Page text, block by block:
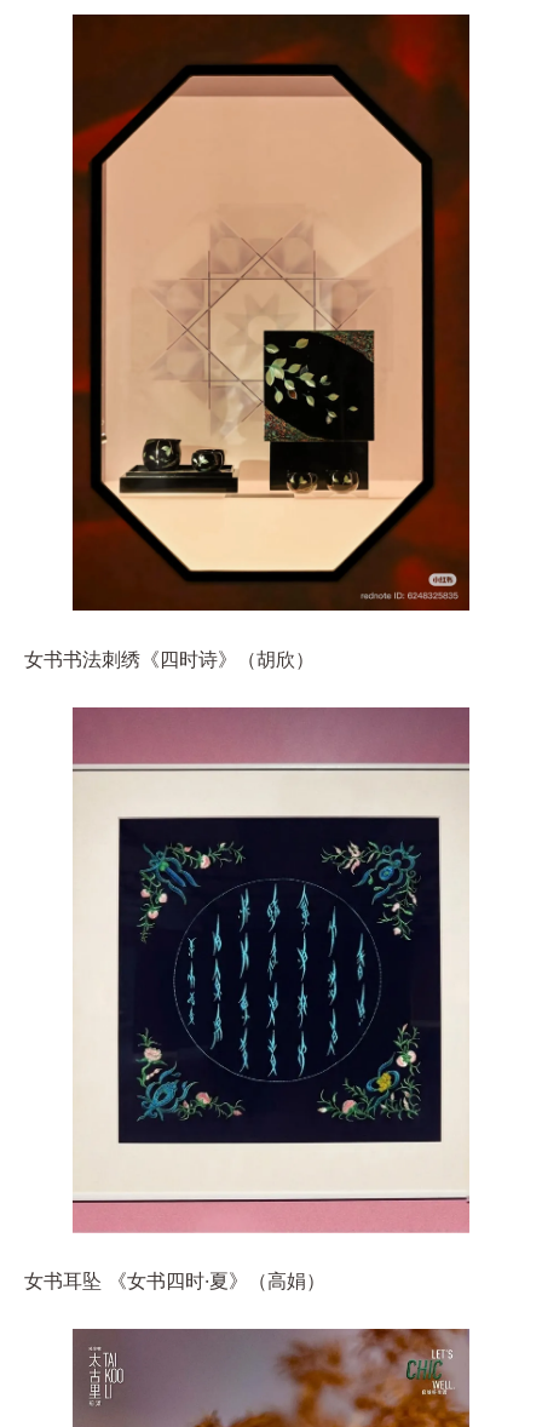
女书书法刺绣《四时诗》（胡欣）
女书耳坠 《女书四时·夏》（高娟）